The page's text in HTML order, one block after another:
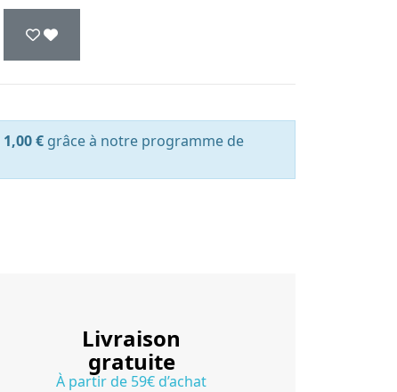
1,00 € grâce à notre programme de
Livraison
gratuite
À partir de 59€ d’achat